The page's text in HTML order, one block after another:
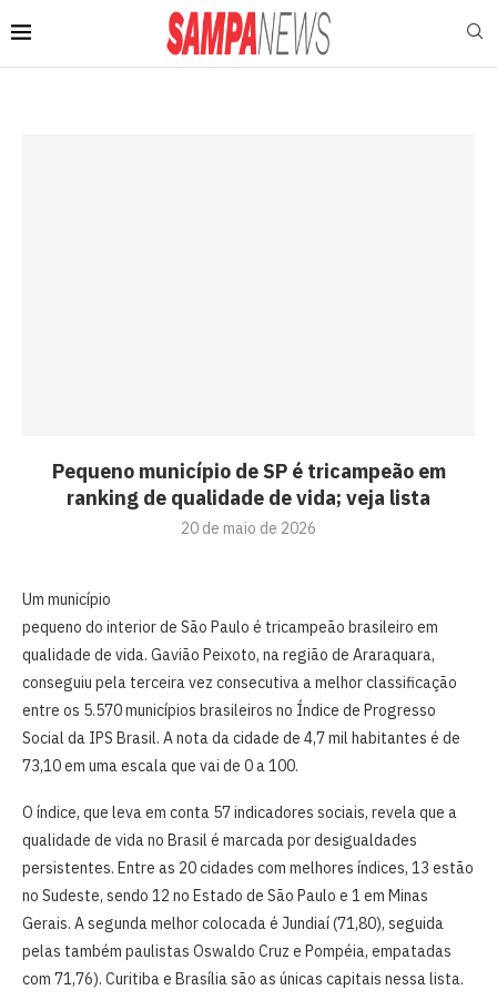
Pequeno município de SP é tricampeão em
ranking de qualidade de vida; veja lista
20 de maio de 2026
Um município
pequeno do interior de São Paulo é tricampeão brasileiro em
qualidade de vida. Gavião Peixoto, na região de Araraquara,
conseguiu pela terceira vez consecutiva a melhor classificação
entre os 5.570 municípios brasileiros no Índice de Progresso
Social da IPS Brasil. A nota da cidade de 4,7 mil habitantes é de
73,10 em uma escala que vai de 0 a 100.
O índice, que leva em conta 57 indicadores sociais, revela que a
qualidade de vida no Brasil é marcada por desigualdades
persistentes. Entre as 20 cidades com melhores índices, 13 estão
no Sudeste, sendo 12 no Estado de São Paulo e 1 em Minas
Gerais. A segunda melhor colocada é Jundiaí (71,80), seguida
pelas também paulistas Oswaldo Cruz e Pompéia, empatadas
com 71,76). Curitiba e Brasília são as únicas capitais nessa lista.